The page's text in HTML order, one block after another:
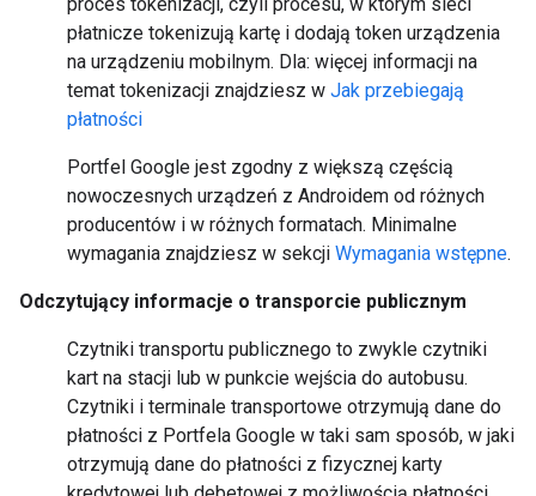
płatnicze tokenizują kartę i dodają token urządzenia
na urządzeniu mobilnym. Dla: więcej informacji na
temat tokenizacji znajdziesz w Jak przebiegają
płatności
Portfel Google jest zgodny z większą częścią
nowoczesnych urządzeń z Androidem od różnych
producentów i w różnych formatach. Minimalne
wymagania znajdziesz w sekcji Wymagania wstępne.
Odczytujący informacje o transporcie publicznym
Czytniki transportu publicznego to zwykle czytniki
kart na stacji lub w punkcie wejścia do autobusu.
Czytniki i terminale transportowe otrzymują dane do
płatności z Portfela Google w taki sam sposób, w jaki
otrzymują dane do płatności z fizycznej karty